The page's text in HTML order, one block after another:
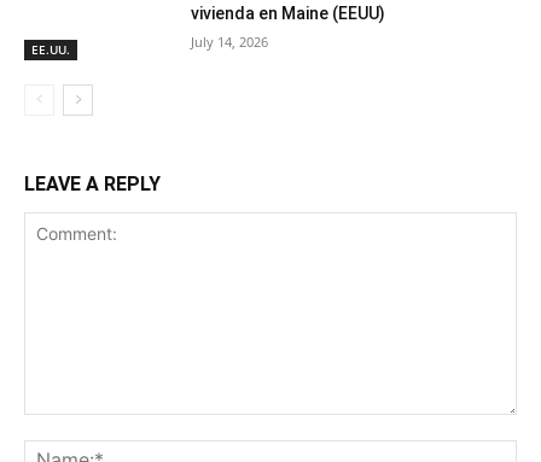
EE.UU.
vivienda en Maine (EEUU)
July 14, 2026
LEAVE A REPLY